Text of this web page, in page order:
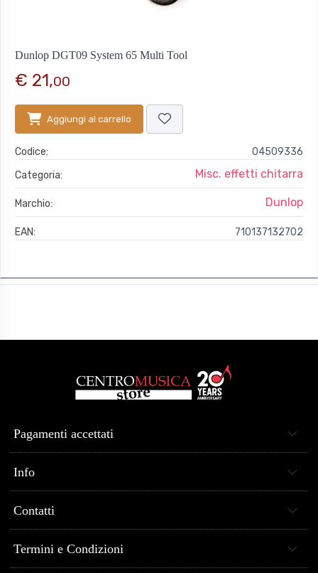
Dunlop DGT09 System 65 Multi Tool
€ 21,00
Aggiungi al carrello
Codice:
04509336
Categoria:
Misc. effetti chitarra
Marchio: Dunlop
EAN: 710137132702
Pagamenti accettati
Info
Contatti
Termini e Condizioni